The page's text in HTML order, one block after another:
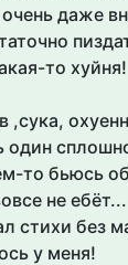
даже
то хуйня!
,сука,
то бьюсь
не ебёт...
стихи без
у меня!